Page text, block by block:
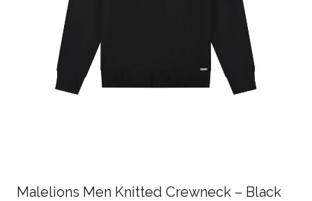
Malelions Men Knitted Crewneck – Black